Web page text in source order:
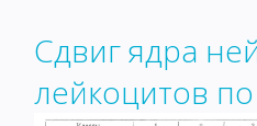
Сдвиг ядра
лейкоцитов